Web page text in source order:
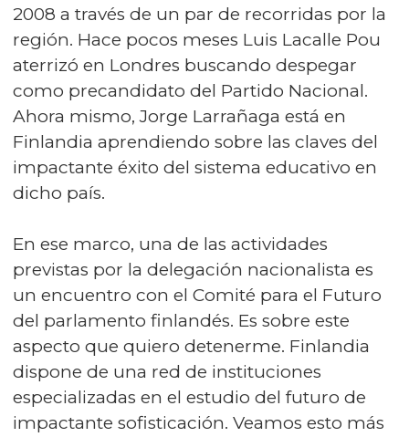
2008 a través de un par de recorridas por la
región. Hace pocos meses Luis Lacalle Pou
aterrizó en Londres buscando despegar
como precandidato del Partido Nacional.
Ahora mismo, Jorge Larrañaga está en
Finlandia aprendiendo sobre las claves del
impactante éxito del sistema educativo en
dicho país.
En ese marco, una de las actividades
previstas por la delegación nacionalista es
un encuentro con el Comité para el Futuro
del parlamento finlandés. Es sobre este
aspecto que quiero detenerme. Finlandia
dispone de una red de instituciones
especializadas en el estudio del futuro de
impactante sofisticación. Veamos esto más